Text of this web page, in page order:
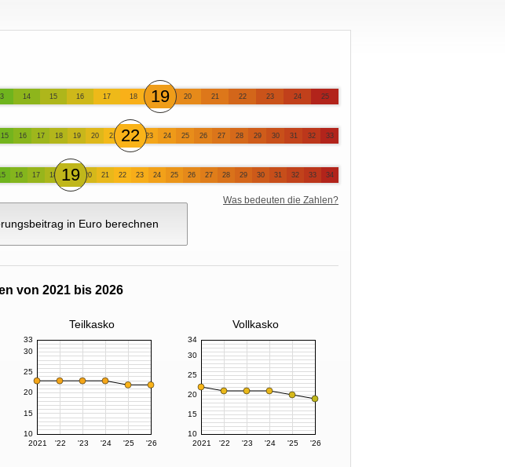
14 15 16 17 18 19 20 21 22 23 24 25
15 16 17 18 19 20 21 22 23 24 25 26 27 28 29 30 31 32 33
16 17 18 19 20 21 22 23 24 25 26 27 28 29 30 31 32 33 34
in Euro berechnen
Was bedeuten die Zahlen?
von 2021 bis 2026
Teilkasko Vollkasko
2021 '22 '23 '24 '25 '26
10
15
20
25
30
33
2021 '22 '23 '24 '25 '26
10
15
20
25
30
34